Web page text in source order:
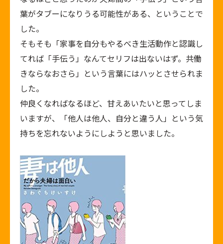
葉がタブーになりうる可能性がある、ということで
した。
そもそも「家事を自分もやるべき生活動作と認識し
てれば「手伝う」なんてセリフは出ないはず。共働
きならなおさら」という言葉にはハッとさせられま
した。
仲良くなればなるほど、甘えあいたいと思ってしま
いますが、「他人は他人、自分と違う人」という気
持ちを忘れないようにしようと思いました。